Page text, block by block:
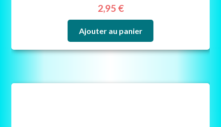
2,95 €
Ajouter au panier